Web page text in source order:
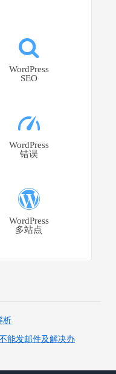
WordPress
SEO
WordPress
错误
WordPress
多站点
析
能发邮件及解决办